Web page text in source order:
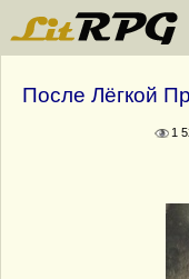
После Лёгкой
1